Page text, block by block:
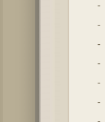
-
-
-
-
-
-